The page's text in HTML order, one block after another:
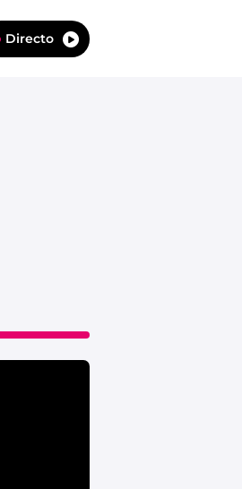
Directo